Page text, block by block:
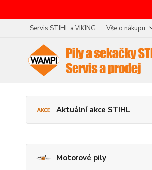
Servis STIHL a VIKING Vše o nákupu
Aktuální akce STIHL
Motorové pily